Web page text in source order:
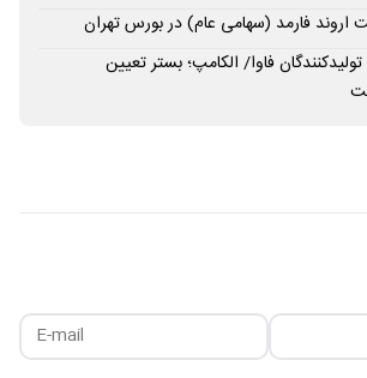
فارمد (سهامی عام) در بورس تهران
فاوا/ الکامپ؛ بستر تعیین